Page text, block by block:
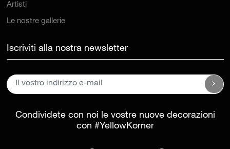
Artisti
Le nostre gallerie
Iscriviti alla nostra newsletter
Condividete con noi le vostre nuove decorazioni
con #YellowKorner